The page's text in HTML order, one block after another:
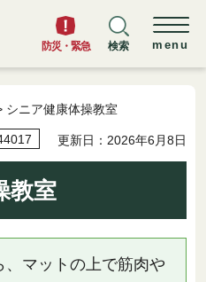
防災・緊急 検索 menu
シニア健康体操教室
更新日：2026年6月8日
教室
マットの上で筋肉や